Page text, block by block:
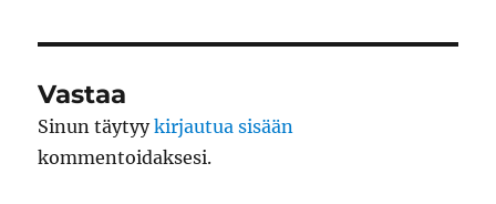
Vastaa
Sinun täytyykirjautua sisään
kommentoidaksesi.